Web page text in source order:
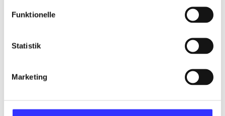
Funktionelle
Statistik
Marketing
...
...
...